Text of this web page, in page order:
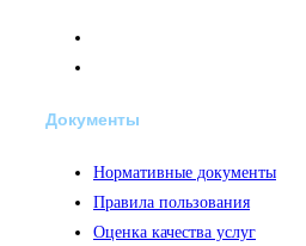
Документы
Нормативные документы
Правила пользования
Оценка качества услуг